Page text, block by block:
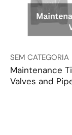
SEM CATEGORIA
Maintenance
Valves and